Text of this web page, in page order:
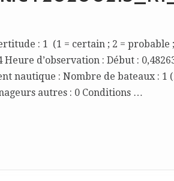
: 1 (1 = certain ; 2 = probable
d’observation : Début :
nautique : Nombre de bateaux : 1
autres : 0 Conditions …